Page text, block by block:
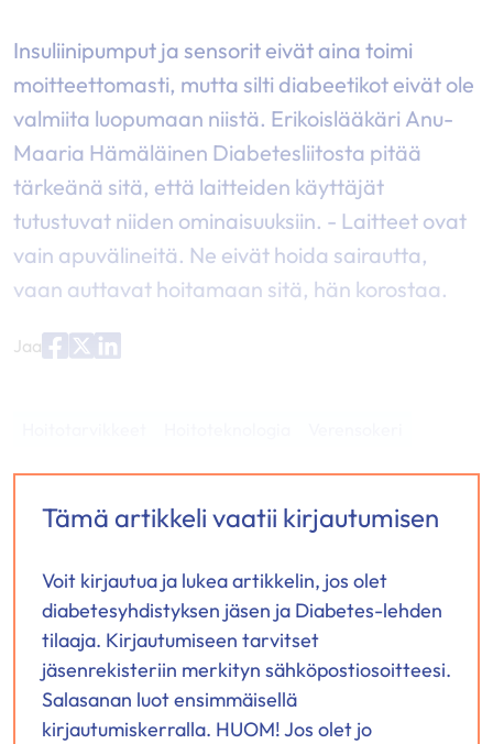
Insuliinipumput ja sensorit eivät aina toimi
moitteettomasti, mutta silti diabeetikot eivät ole
valmiita luopumaan niistä. Erikoislääkäri Anu-
Maaria Hämäläinen Diabetesliitosta pitää
tärkeänä sitä, että laitteiden käyttäjät
tutustuvat niiden ominaisuuksiin. - Laitteet ovat
vain apuvälineitä. Ne eivät hoida sairautta,
vaan auttavat hoitamaan sitä, hän korostaa.
Jaa
Tämä artikkeli vaatii kirjautumisen
Voit kirjautua ja lukea artikkelin, jos olet
diabetesyhdistyksen jäsen ja Diabetes-lehden
tilaaja. Kirjautumiseen tarvitset
jäsenrekisteriin merkityn sähköpostiosoitteesi.
Salasanan luot ensimmäisellä
kirjautumiskerralla. HUOM! Jos olet jo